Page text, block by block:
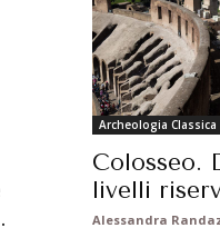
Archeologia Classica
Colosseo.
livelli
Alessandra